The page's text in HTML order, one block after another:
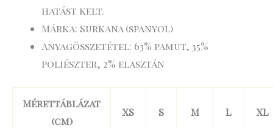
hatást kelt.
Márka: Surkana (spanyol)
Anyagösszetétel: 63% pamut, 35%
poliészter, 2% elasztán
Mérettáblázat
(cm)
XS S M L XL